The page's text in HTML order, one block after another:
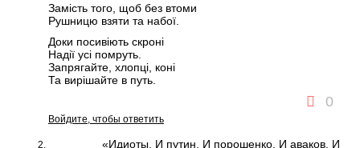
Замість того, щоб без втоми
Рушницю взяти та набої.
Доки посивіють скроні
Надії усі помруть.
Запрягайте, хлопці, коні
Та вирішайте в путь.
0
Войдите, чтобы ответить
«Идиоты. И путин. И порошенко. И аваков. И